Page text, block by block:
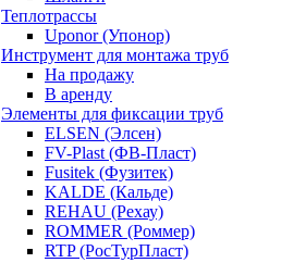
Теплотрассы
Uponor (Упонор)
Инструмент для монтажа труб
На продажу
В аренду
Элементы для фиксации труб
ELSEN (Элсен)
FV-Plast (ФВ-Пласт)
Fusitek (Фузитек)
KALDE (Кальде)
REHAU (Рехау)
ROMMER (Роммер)
RTP (РосТурПласт)